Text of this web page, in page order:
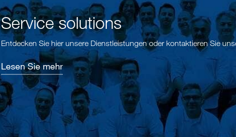
Service solutions
Entdecken Sie hier unsere Dienstleistungen oder kontaktieren Sie
Lesen Sie mehr